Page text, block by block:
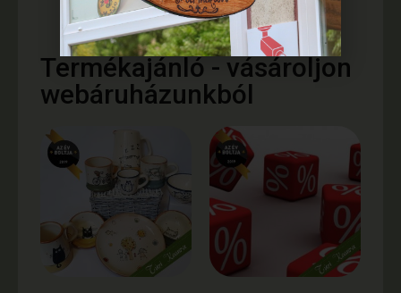
Termékajánló - vásároljon
webáruházunkból